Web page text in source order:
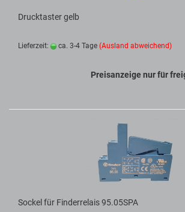
Drucktaster gelb
Lieferzeit: ca. 3-4 Tage (Ausland abweichend)
Preisanzeige nur für
Sockel für Finderrelais 95.05SPA